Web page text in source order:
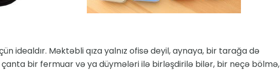
idealdır. Məktəbli qıza yalnız ofisə deyil, aynaya, bir tarağa də
bir fermuar və ya düymələri ilə birləşdirilə bilər, bir neçə bölmə,